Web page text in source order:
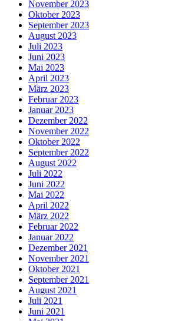
November 2023
Oktober 2023
September 2023
August 2023
Juli 2023
Juni 2023
Mai 2023
April 2023
März 2023
Februar 2023
Januar 2023
Dezember 2022
November 2022
Oktober 2022
September 2022
August 2022
Juli 2022
Juni 2022
Mai 2022
April 2022
März 2022
Februar 2022
Januar 2022
Dezember 2021
November 2021
Oktober 2021
September 2021
August 2021
Juli 2021
Juni 2021